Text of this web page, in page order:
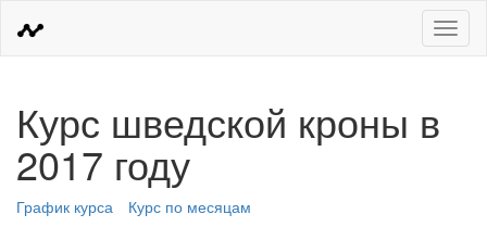
Меню
Курс шведской кроны в
2017 году
График курса
Курс по месяцам